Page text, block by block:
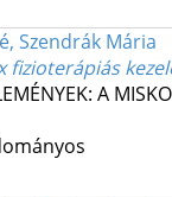
Szendrák Mária
A